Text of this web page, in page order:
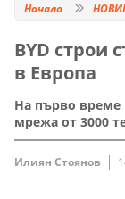
Начало
BYD строи
в Европа
На първо време
мрежа от 3000
Илиян Стоянов